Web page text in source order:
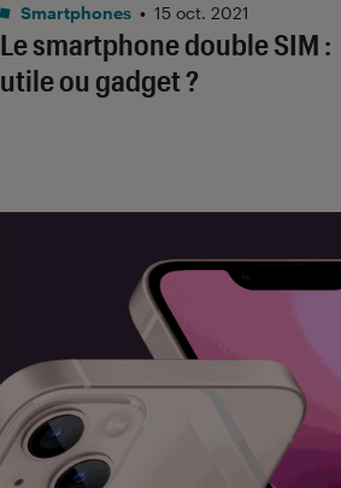
Le smartphone double SIM :
utile ou gadget ?
Smartphones • 15 oct. 2021